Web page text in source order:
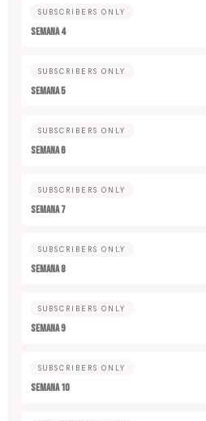
SUBSCRIBERS ONLY
Semana 4
SUBSCRIBERS ONLY
Semana 5
SUBSCRIBERS ONLY
Semana 6
SUBSCRIBERS ONLY
Semana 7
SUBSCRIBERS ONLY
Semana 8
SUBSCRIBERS ONLY
Semana 9
SUBSCRIBERS ONLY
Semana 10